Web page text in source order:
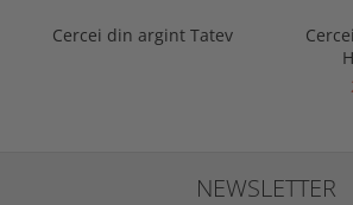
Cercei din argint Tatev
NEWSLETTER